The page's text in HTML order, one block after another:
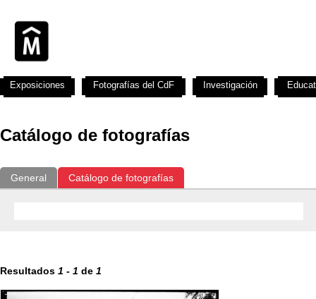
Catálogo de fotografías
General Catálogo de fotografías
Resultados 1 - 1 de 1
Exposiciones Fotografías del CdF Investigación